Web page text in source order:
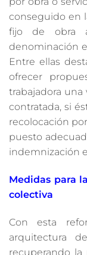
conseguido en
fijo de obra
denominación
Entre ellas
ofrecer
trabajadora una
contratada, si
recolocación
puesto
indemnización
Medidas para
colectiva
Con esta
arquitectura
recuperando la